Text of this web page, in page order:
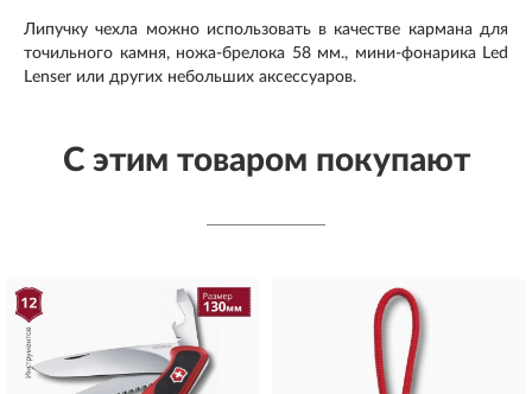
Липучку чехла можно использовать в качестве кармана для
точильного камня, ножа-брелока 58 мм., мини-фонарика Led
Lenser или других небольших аксессуаров.
С этим товаром покупают